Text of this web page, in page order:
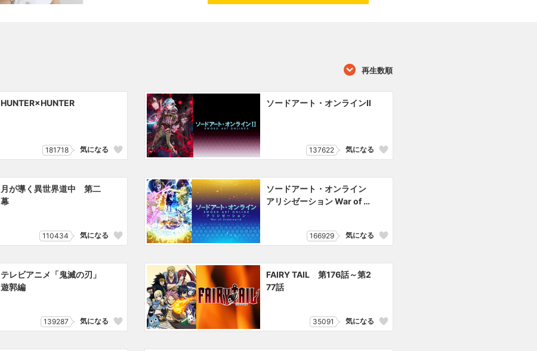
再生数順
HUNTER×HUNTER
181718 気になる
ソードアート・オンラインⅡ
137622 気になる
月が導く異世界道中 第二
幕
110434 気になる
ソードアート・オンライン
アリシゼーション War of U
166929 気になる
テレビアニメ「鬼滅の刃」
遊郭編
139287 気になる
FAIRY TAIL 第176話～第2
77話
35091 気になる